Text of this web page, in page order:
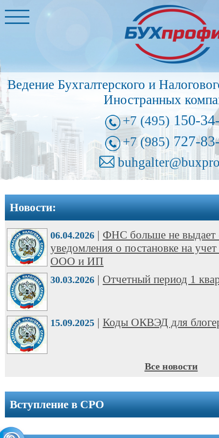
Главная
Иностранные
представительства
➩
Регистрация
➩
Внесение
изменений
в
ООО
➩
Юридические
адреса
Вступление
СРО
Новости
Вопрос-
ответ
Ведение Бухгалтерского и
Иностранных
+7 (495) 150-
+7 (985)727-
Новости:
06.04.2026 | ФНС больше не выдает
уведомления о постановке на
ООО и ИП
30.03.2026 | Отчетный период 1
15.09.2025 | Коды ОКВЭД для
Все новости
Вступление в СРО